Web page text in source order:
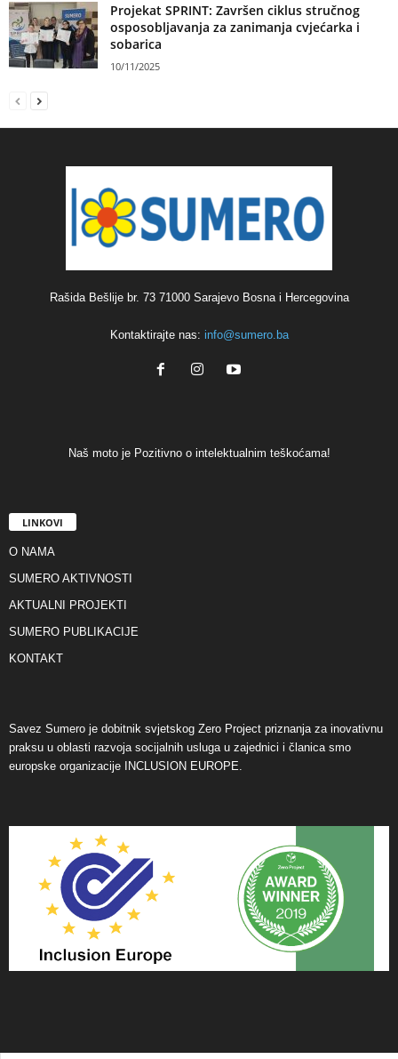
Projekat SPRINT: Završen ciklus stručnog
osposobljavanja za zanimanja cvjećarka i
sobarica
10/11/2025
Rašida Bešlije br. 73 71000 Sarajevo Bosna i Hercegovina
Kontaktirajte nas: info@sumero.ba
Naš moto je Pozitivno o intelektualnim teškoćama!
LINKOVI
O NAMA
SUMERO AKTIVNOSTI
AKTUALNI PROJEKTI
SUMERO PUBLIKACIJE
KONTAKT
Savez Sumero je dobitnik svjetskog Zero Project priznanja za inovativnu
praksu u oblasti razvoja socijalnih usluga u zajednici i članica smo
europske organizacije INCLUSION EUROPE.